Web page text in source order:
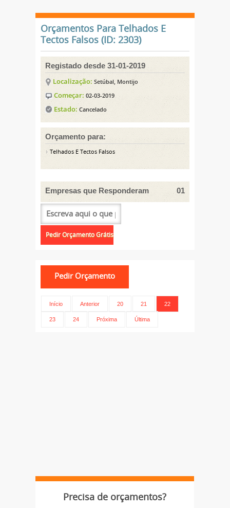
Orçamentos Para Telhados E
Tectos Falsos (ID: 2303)
Registado desde 31-01-2019
Localização: Setúbal, Montijo
Começar: 02-03-2019
Estado: Cancelado
Orçamento para:
Telhados E Tectos Falsos
Empresas que Responderam 01
Início Anterior 20 21 22
23 24 Próxima Última
Precisa de orçamentos?